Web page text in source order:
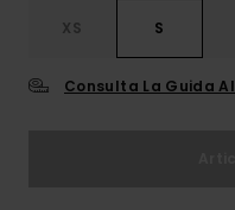
XS S
Consulta La Guida